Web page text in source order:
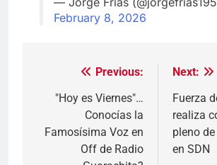
February 8, 2026
Navegación
entradas
Previous:
"Hoy es Viernes"…
Conocías la
Famosísima Voz en
Off de Radio
Next:
Fuerza
realiza
pleno
en SDN